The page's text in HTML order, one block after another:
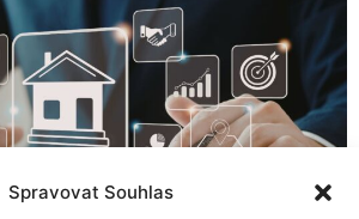
Spravovat Souhlas